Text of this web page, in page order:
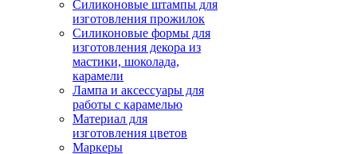
Силиконовые штампы для
изготовления прожилок
Силиконовые формы для
изготовления декора из
мастики, шоколада,
карамели
Лампа и аксессуары для
работы с карамелью
Материал для
изготовления цветов
Маркеры